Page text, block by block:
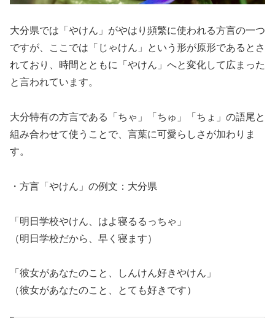
大分県では「やけん」がやはり頻繁に使われる方言の一つ
ですが、ここでは「じゃけん」という形が原形であるとさ
れており、時間とともに「やけん」へと変化して広まった
と言われています。
大分特有の方言である「ちゃ」「ちゅ」「ちょ」の語尾と
組み合わせて使うことで、言葉に可愛らしさが加わりま
す。
・方言「やけん」の例文：大分県
「明日学校やけん、はよ寝るるっちゃ」
（明日学校だから、早く寝ます）
「彼女があなたのこと、しんけん好きやけん」
（彼女があなたのこと、とても好きです）